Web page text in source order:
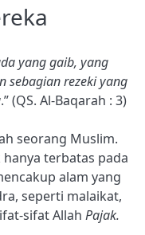
yang gaib, yang
sebagian rezeki yang
.” (QS. Al-Baqarah : 3)
seorang Muslim.
terbatas pada
alam yang
seperti malaikat,
sifat Allah Pajak.